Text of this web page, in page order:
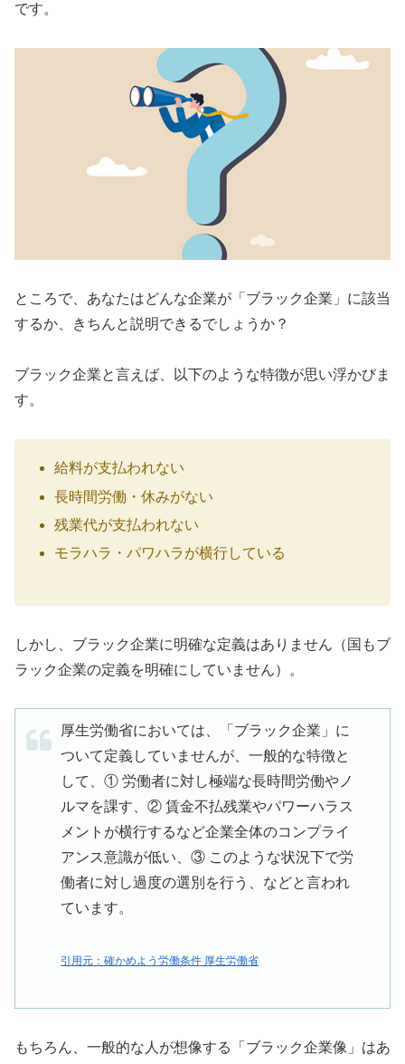
です。
ところで、あなたはどんな企業が「ブラック企業」に該当
するか、きちんと説明できるでしょうか？
ブラック企業と言えば、以下のような特徴が思い浮かびま
す。
給料が支払われない
長時間労働・休みがない
残業代が支払われない
モラハラ・パワハラが横行している
しかし、ブラック企業に明確な定義はありません（国もブ
ラック企業の定義を明確にしていません）。
厚生労働省においては、「ブラック企業」に
ついて定義していませんが、一般的な特徴と
して、① 労働者に対し極端な長時間労働やノ
ルマを課す、② 賃金不払残業やパワーハラス
メントが横行するなど企業全体のコンプライ
アンス意識が低い、③ このような状況下で労
働者に対し過度の選別を行う、などと言われ
ています。
引用元：確かめよう労働条件 厚生労働省
もちろん、一般的な人が想像する「ブラック企業像」はあ